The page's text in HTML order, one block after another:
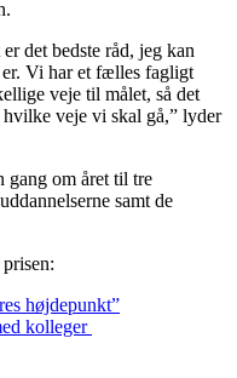
det bedste råd, jeg kan
Vi har et fælles fagligt
veje til målet, så det
veje vi skal gå,” lyder
gang om året til tre
samt de
højdepunkt”
kolleger